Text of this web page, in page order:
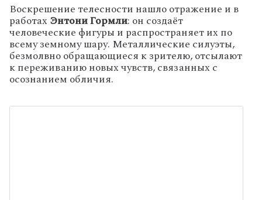
Воскрешение телесности нашло отражение и в
работах Энтони Гормли: он создаёт
человеческие фигуры и распространяет их по
всему земному шару. Металлические силуэты,
безмолвно обращающиеся к зрителю, отсылают
к переживанию новых чувств, связанных с
осознанием обличия.